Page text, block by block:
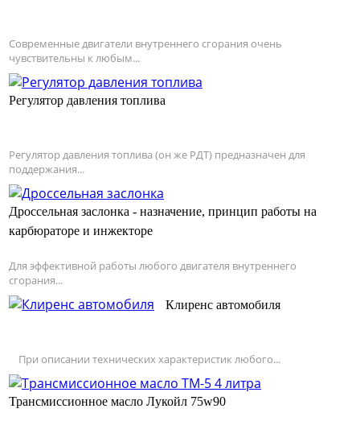
Современные двигатели внутреннего сгорания очень
чувствительны к любым...
Регулятор давления топлива
Регулятор давления топлива (он же РДТ) предназначен для
поддержания...
Дроссельная заслонка - назначение, принцип работы на
карбюраторе и инжекторе
Для эффективной работы любого двигателя внутреннего
сгорания...
Клиренс автомобиля
При описании технических характеристик любого...
Трансмиссионное масло Лукойл 75w90